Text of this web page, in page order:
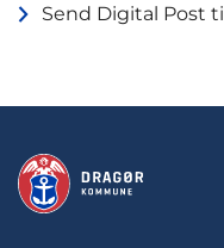
Send Digital Post